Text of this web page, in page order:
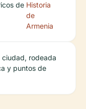
de Historia
de
Armenia
rodeada
y puntos de